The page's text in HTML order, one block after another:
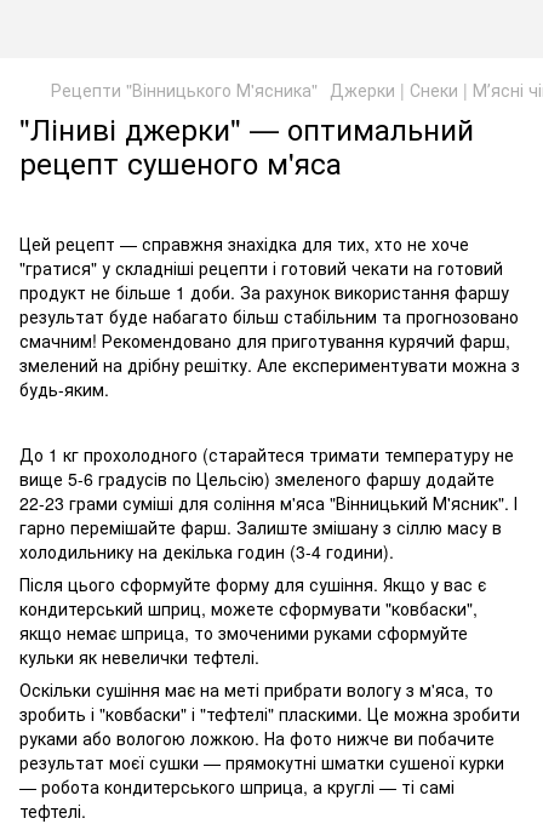
Рецепти "Вінницького М'ясника" Джерки | Снеки | Мʼясні
"Ліниві джерки" — оптимальний
рецепт сушеного м'яса
Цей рецепт — справжня знахідка для тих, хто не хоче
"гратися" у складніші рецепти і готовий чекати на готовий
продукт не більше 1 доби. За рахунок використання фаршу
результат буде набагато більш стабільним та прогнозовано
смачним! Рекомендовано для приготування курячий фарш,
змелений на дрібну решітку. Але експериментувати можна з
будь-яким.
До 1 кг прохолодного (старайтеся тримати температуру не
вище 5-6 градусів по Цельсію) змеленого фаршу додайте
22-23 грами суміші для соління м'яса "Вінницький М'ясник". І
гарно перемішайте фарш. Залиште змішану з сіллю масу в
холодильнику на декілька годин (3-4 години).
Після цього сформуйте форму для сушіння. Якщо у вас є
кондитерський шприц, можете сформувати "ковбаски",
якщо немає шприца, то змоченими руками сформуйте
кульки як невелички тефтелі.
Оскільки сушіння має на меті прибрати вологу з м'яса, то
зробить і "ковбаски" і "тефтелі" пласкими. Це можна зробити
руками або вологою ложкою. На фото нижче ви побачите
результат моєї сушки — прямокутні шматки сушеної курки
— робота кондитерського шприца, а круглі — ті самі
тефтелі.